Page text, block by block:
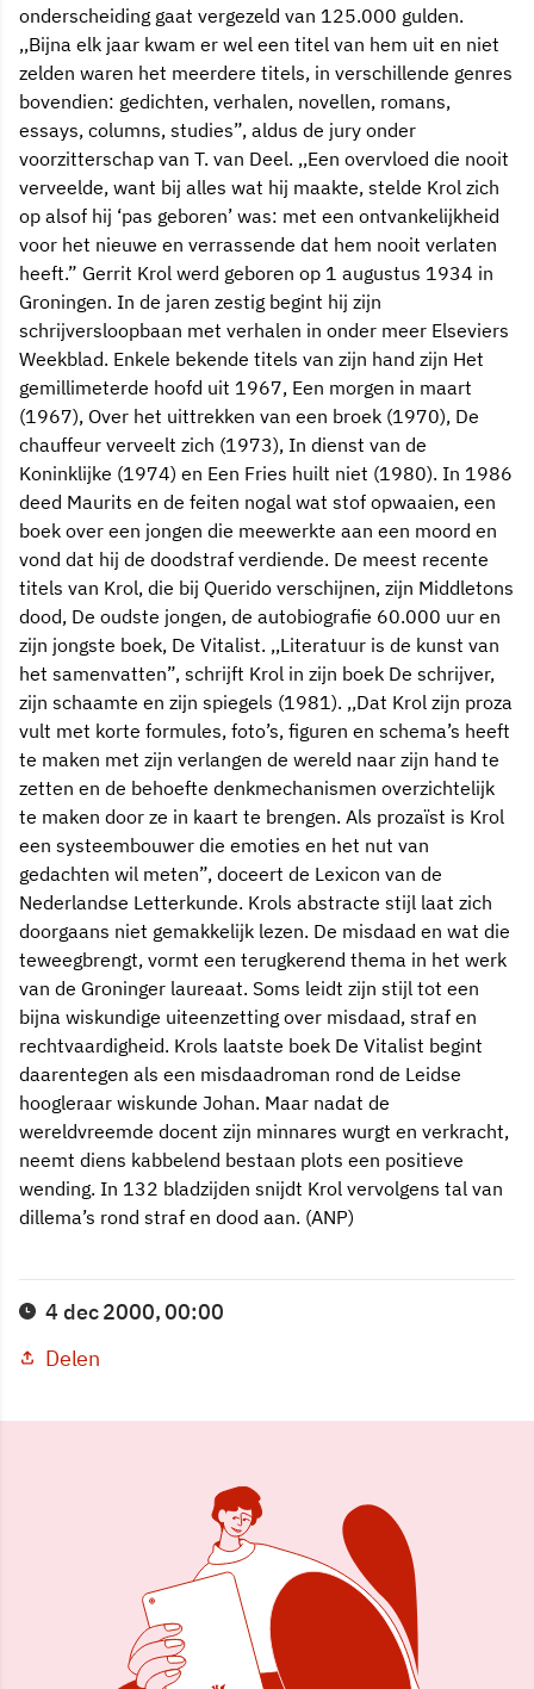
onderscheiding gaat vergezeld van 125.000 gulden.
,,Bijna elk jaar kwam er wel een titel van hem uit en niet
zelden waren het meerdere titels, in verschillende genres
bovendien: gedichten, verhalen, novellen, romans,
essays, columns, studies”, aldus de jury onder
voorzitterschap van T. van Deel. ,,Een overvloed die nooit
verveelde, want bij alles wat hij maakte, stelde Krol zich
op alsof hij ‘pas geboren’ was: met een ontvankelijkheid
voor het nieuwe en verrassende dat hem nooit verlaten
heeft.” Gerrit Krol werd geboren op 1 augustus 1934 in
Groningen. In de jaren zestig begint hij zijn
schrijversloopbaan met verhalen in onder meer Elseviers
Weekblad. Enkele bekende titels van zijn hand zijn Het
gemillimeterde hoofd uit 1967, Een morgen in maart
(1967), Over het uittrekken van een broek (1970), De
chauffeur verveelt zich (1973), In dienst van de
Koninklijke (1974) en Een Fries huilt niet (1980). In 1986
deed Maurits en de feiten nogal wat stof opwaaien, een
boek over een jongen die meewerkte aan een moord en
vond dat hij de doodstraf verdiende. De meest recente
titels van Krol, die bij Querido verschijnen, zijn Middletons
dood, De oudste jongen, de autobiografie 60.000 uur en
zijn jongste boek, De Vitalist. ,,Literatuur is de kunst van
het samenvatten”, schrijft Krol in zijn boek De schrijver,
zijn schaamte en zijn spiegels (1981). ,,Dat Krol zijn proza
vult met korte formules, foto’s, figuren en schema’s heeft
te maken met zijn verlangen de wereld naar zijn hand te
zetten en de behoefte denkmechanismen overzichtelijk
te maken door ze in kaart te brengen. Als prozaïst is Krol
een systeembouwer die emoties en het nut van
gedachten wil meten”, doceert de Lexicon van de
Nederlandse Letterkunde. Krols abstracte stijl laat zich
doorgaans niet gemakkelijk lezen. De misdaad en wat die
teweegbrengt, vormt een terugkerend thema in het werk
van de Groninger laureaat. Soms leidt zijn stijl tot een
bijna wiskundige uiteenzetting over misdaad, straf en
rechtvaardigheid. Krols laatste boek De Vitalist begint
daarentegen als een misdaadroman rond de Leidse
hoogleraar wiskunde Johan. Maar nadat de
wereldvreemde docent zijn minnares wurgt en verkracht,
neemt diens kabbelend bestaan plots een positieve
wending. In 132 bladzijden snijdt Krol vervolgens tal van
dillema’s rond straf en dood aan. (ANP)
4 dec 2000, 00:00
Delen